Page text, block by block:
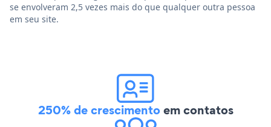
se envolveram 2,5 vezes mais do que qualquer outra pessoa
em seu site.
250% de crescimentoem contatos